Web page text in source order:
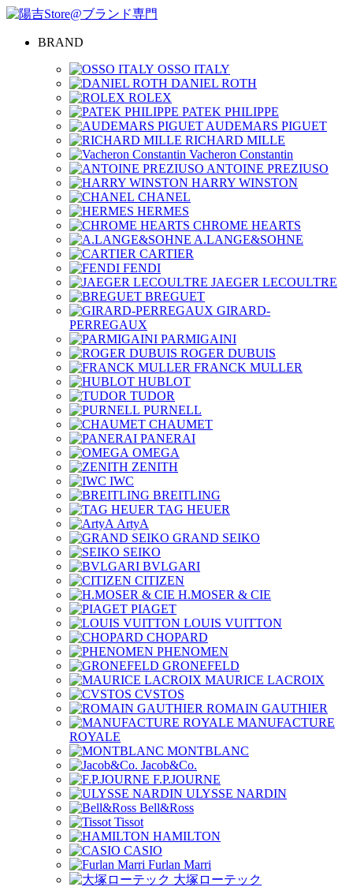
BRAND
OSSO ITALY
DANIEL ROTH
ROLEX
PATEK PHILIPPE
AUDEMARS PIGUET
RICHARD MILLE
Vacheron Constantin
ANTOINE PREZIUSO
HARRY WINSTON
CHANEL
HERMES
CHROME HEARTS
A.LANGE&SOHNE
CARTIER
FENDI
JAEGER LECOULTRE
BREGUET
GIRARD-
PERREGAUX
PARMIGAINI
ROGER DUBUIS
FRANCK MULLER
HUBLOT
TUDOR
PURNELL
CHAUMET
PANERAI
OMEGA
ZENITH
IWC
BREITLING
TAG HEUER
ArtyA
GRAND SEIKO
SEIKO
BVLGARI
CITIZEN
H.MOSER & CIE
PIAGET
LOUIS VUITTON
CHOPARD
PHENOMEN
GRONEFELD
MAURICE LACROIX
CVSTOS
ROMAIN GAUTHIER
MANUFACTURE
ROYALE
MONTBLANC
Jacob&Co.
F.P.JOURNE
ULYSSE NARDIN
Bell&Ross
Tissot
HAMILTON
CASIO
Furlan Marri
大塚ローテック